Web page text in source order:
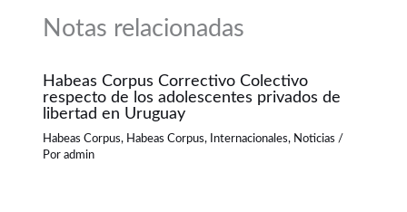
Notas relacionadas
Habeas Corpus Correctivo Colectivo
respecto de los adolescentes privados de
libertad en Uruguay
Habeas Corpus, Habeas Corpus, Internacionales, Noticias /
Poradmin